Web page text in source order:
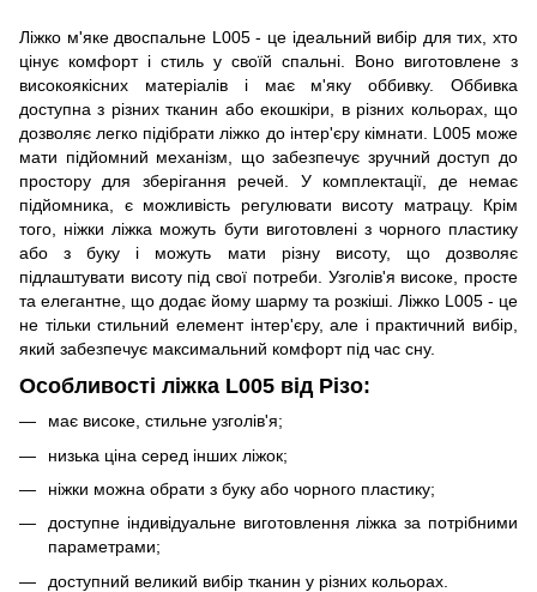
Ліжко м'яке двоспальне L005 - це ідеальний вибір для тих, хто
цінує комфорт і стиль у своїй спальні. Воно виготовлене з
високоякісних матеріалів і має м'яку оббивку. Оббивка
доступна з різних тканин або екошкіри, в різних кольорах, що
дозволяє легко підібрати ліжко до інтер'єру кімнати. L005 може
мати підйомний механізм, що забезпечує зручний доступ до
простору для зберігання речей. У комплектації, де немає
підйомника, є можливість регулювати висоту матрацу. Крім
того, ніжки ліжка можуть бути виготовлені з чорного пластику
або з буку і можуть мати різну висоту, що дозволяє
підлаштувати висоту під свої потреби. Узголів'я високе, просте
та елегантне, що додає йому шарму та розкіші. Ліжко L005 - це
не тільки стильний елемент інтер'єру, але і практичний вибір,
який забезпечує максимальний комфорт під час сну.
Особливості ліжка L005 від Різо:
має високе, стильне узголів'я;
низька ціна серед інших ліжок;
ніжки можна обрати з буку або чорного пластику;
доступне індивідуальне виготовлення ліжка за потрібними
параметрами;
доступний великий вибір тканин у різних кольорах.